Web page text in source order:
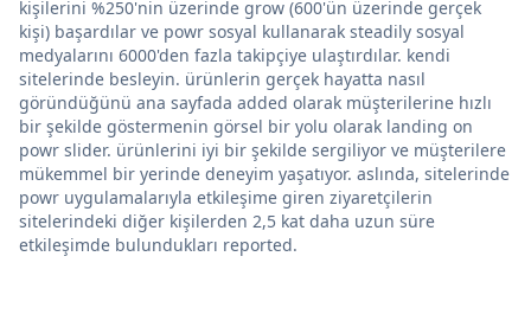
kişilerini %250'nin üzerinde grow (600'ün üzerinde gerçek
kişi) başardılar ve powr sosyal kullanarak steadily sosyal
medyalarını 6000'den fazla takipçiye ulaştırdılar. kendi
sitelerinde besleyin. ürünlerin gerçek hayatta nasıl
göründüğünü ana sayfada added olarak müşterilerine hızlı
bir şekilde göstermenin görsel bir yolu olarak landing on
powr slider. ürünlerini iyi bir şekilde sergiliyor ve müşterilere
mükemmel bir yerinde deneyim yaşatıyor. aslında, sitelerinde
powr uygulamalarıyla etkileşime giren ziyaretçilerin
sitelerindeki diğer kişilerden 2,5 kat daha uzun süre
etkileşimde bulundukları reported.